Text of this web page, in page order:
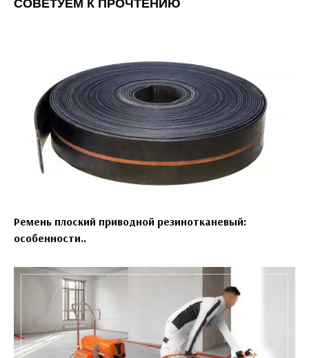
СОВЕТУЕМ К ПРОЧТЕНИЮ
Ремень плоский приводной резинотканевый:
особенности..